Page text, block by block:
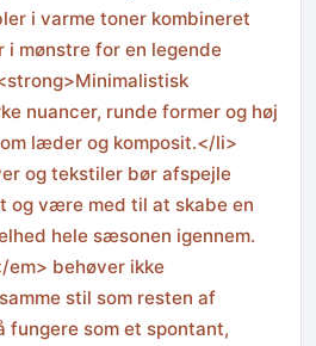
i varme toner kombineret
mønstre for en legende
nuancer, runde former og høj
læder og komposit.</li>
og tekstiler bør afspejle
og være med til at skabe en
hele sæsonen igennem.
em> behøver ikke
stil som resten af
fungere som et spontant,